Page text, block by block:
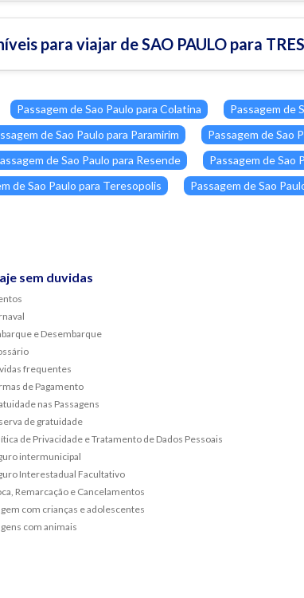
para viajar de SAO PAULO para
Passagem de Sao Paulo para Colatina Passagem de
de Sao Paulo para Paramirim Passagem de Sao
de Sao Paulo para Resende Passagem de Sao
de Sao Paulo para Teresopolis
Passagem de Sao
sem duvidas
e Desembarque
frequentes
de Pagamento
nas Passagens
de gratuidade
de Privacidade e Tratamento de Dados Pessoais
intermunicipal
Interestadual Facultativo
Remarcação e Cancelamentos
com crianças e adolescentes
com animais